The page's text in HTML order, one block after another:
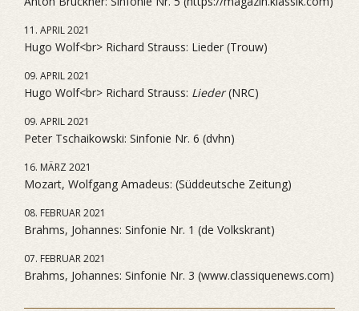
11. APRIL 2021
Hugo Wolf<br> Richard Strauss: Lieder (Trouw)
09. APRIL 2021
Hugo Wolf<br> Richard Strauss: Lieder(NRC)
09. APRIL 2021
Peter Tschaikowski: Sinfonie Nr. 6 (dvhn)
16. MÄRZ 2021
Mozart, Wolfgang Amadeus: (Süddeutsche Zeitung)
08. FEBRUAR 2021
Brahms, Johannes: Sinfonie Nr. 1 (de Volkskrant)
07. FEBRUAR 2021
Brahms, Johannes: Sinfonie Nr. 3 (www.classiquenews.com)